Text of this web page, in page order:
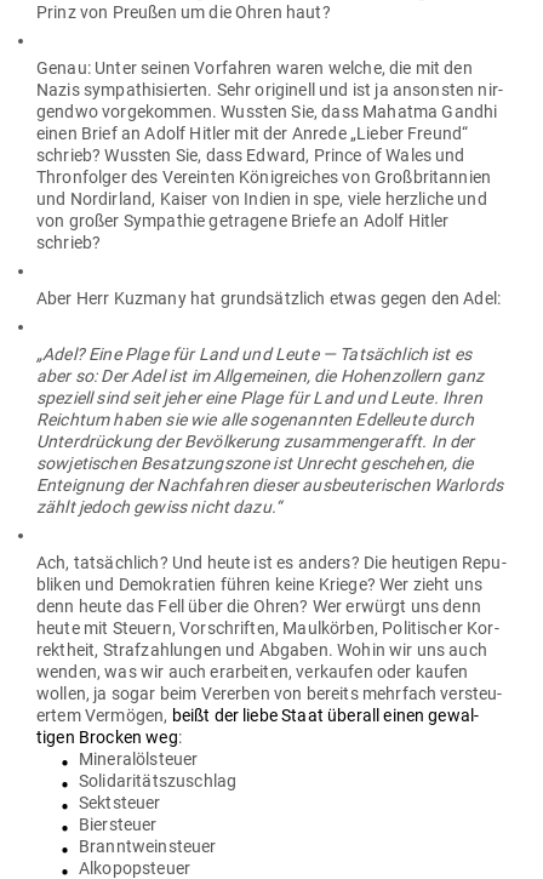
Prinz von Preußen um die Ohren haut?
Genau: Unter seinen Vor­fahren waren welche, die mit den
Nazis sym­pa­thi­sierten. Sehr ori­ginell und ist ja ansonsten nir­
gendwo vor­ge­kommen. Wussten Sie, dass Mahatma Gandhi
einen Brief an Adolf Hitler mit der Anrede „Lieber Freund“
schrieb? Wussten Sie, dass Edward, Prince of Wales und
Thron­folger des Ver­einten König­reiches von Groß­bri­tannien
und Nord­irland, Kaiser von Indien in spe, viele herz­liche und
von großer Sym­pathie getragene Briefe an Adolf Hitler
schrieb?
Aber Herr Kuzmany hat grund­sätzlich etwas gegen den Adel:
„Adel? Eine Plage für Land und Leute — Tat­sächlich ist es
aber so: Der Adel ist im All­ge­meinen, die Hohen­zollern ganz
spe­ziell sind seit jeher eine Plage für Land und Leute. Ihren
Reichtum haben sie wie alle soge­nannten Edel­leute durch
Unter­drü­ckung der Bevöl­kerung zusam­men­ge­rafft. In der
sowje­ti­schen Besat­zungszone ist Unrecht geschehen, die
Ent­eignung der Nach­fahren dieser aus­beu­te­ri­schen War­lords
zählt jedoch gewiss nicht dazu.“
Ach, tat­sächlich? Und heute ist es anders? Die heu­tigen Repu­
bliken und Demo­kratien führen keine Kriege? Wer zieht uns
denn heute das Fell über die Ohren? Wer erwürgt uns denn
heute mit Steuern, Vor­schriften, Maul­körben, Poli­ti­scher Kor­
rektheit, Straf­zah­lungen und Abgaben. Wohin wir uns auch
wenden, was wir auch erar­beiten, ver­kaufen oder kaufen
wollen, ja sogar beim Ver­erben von bereits mehrfach ver­steu­
ertem Ver­mögen, beißt der liebe Staat überall einen gewal­
tigen Brocken weg:
Mine­ral­öl­steuer
Soli­da­ri­täts­zu­schlag
Sekt­steuer
Bier­steuer
Brannt­wein­steuer
Alko­pop­s­teuer